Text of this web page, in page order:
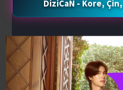
DiziCaN - Kore,